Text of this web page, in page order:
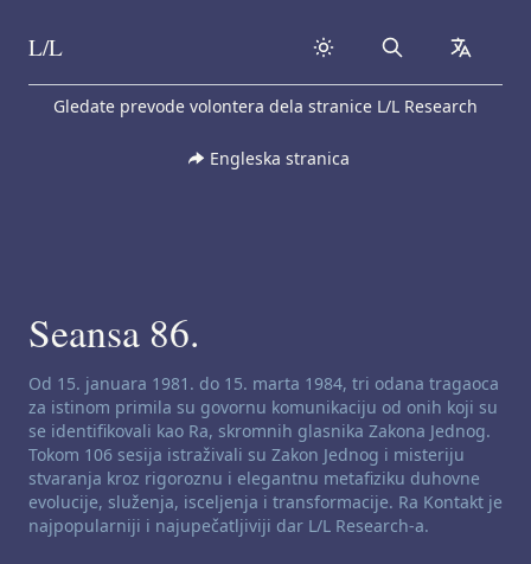
Skip to content
L/L Search
Gledate prevode volontera dela stranice L/L Research
Engleska stranica
Seansa 86.
Odricanje od odgovornosti za kanaliziranje:
Od 15. januara 1981. do 15. marta 1984, tri odana tragaoca
za istinom primila su govornu komunikaciju od onih koji su
se identifikovali kao Ra, skromnih glasnika Zakona Jednog.
Tokom 106 sesija istraživali su Zakon Jednog i misteriju
stvaranja kroz rigoroznu i elegantnu metafiziku duhovne
evolucije, služenja, isceljenja i transformacije. Ra Kontakt je
najpopularniji i najupečatljiviji dar L/L Research-a.